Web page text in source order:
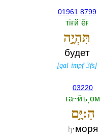
01961 8799
тiғйˈěғ
תִּהְיֶ֣ה
будет
[qal-impf-3fs]
03220
ға~йъˌом
הַ:יָּ֥ם
ђ·моря